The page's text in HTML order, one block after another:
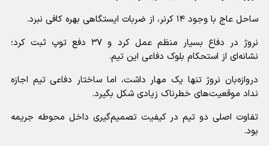
ساحل عاج با وجود ۱۴ کرنر، از ضربات ایستگاهی بهره کافی نبرد.
نروژ در دفاع بسیار منظم عمل کرد و ۳۷ دفع توپ ثبت کرد؛
نشانه‌ای از استحکام بلوک دفاعی این تیم.
دروازه‌بان نروژ تنها یک مهار داشت، اما ساختار دفاعی تیم اجازه
نداد موقعیت‌های خطرناک زیادی شکل بگیرد.
تفاوت اصلی دو تیم در کیفیت تصمیم‌گیری داخل محوطه جریمه
بود.